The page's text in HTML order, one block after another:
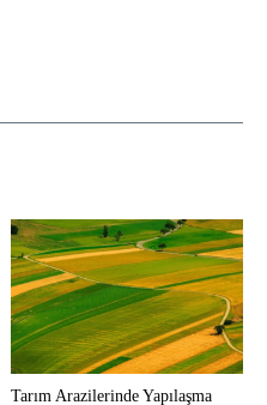
Tarım Arazilerinde Yapılaşma